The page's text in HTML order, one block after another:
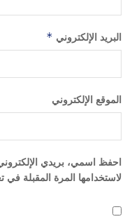
البريد الإلكتروني *
الموقع الإلكتروني
احفظ اسمي، بريدي
لاستخدامها المرة المقبلة في